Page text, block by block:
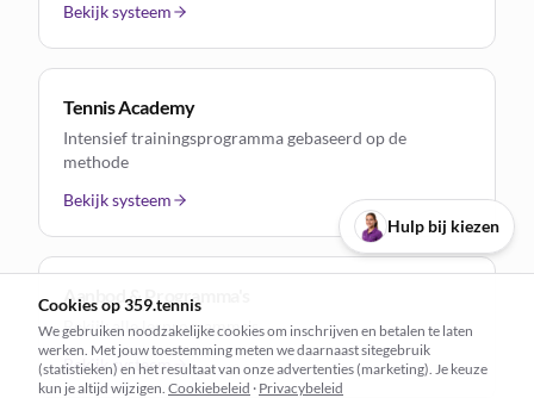
Bekijk systeem
Tennis Academy
Intensief trainingsprogramma gebaseerd op de
methode
Bekijk systeem
Aanbod & Programma's
Bekijk alle lesprogramma's
Bekijk systeem
Hulp bij kiezen
Cookies op 359.tennis
We gebruiken noodzakelijke cookies om inschrijven en betalen te laten
werken. Met jouw toestemming meten we daarnaast sitegebruik
(statistieken) en het resultaat van onze advertenties (marketing). Je keuze
kun je altijd wijzigen. Cookiebeleid · Privacybeleid